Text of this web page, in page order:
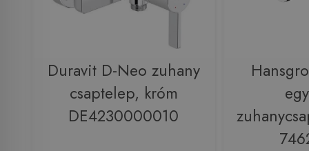
Duravit D-Neo zuhany
csaptelep, króm
DE4230000010